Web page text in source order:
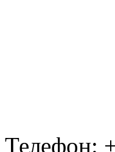
Телефон: